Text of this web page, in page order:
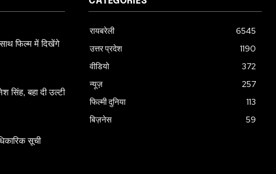
फिल्म में दिखेंगे
सिंह, बहा दी उल्टी
सूची
रायबरेली
6545
उत्तर प्रदेश
1190
वीडियो
372
न्यूज़
257
फिल्मी दुनिया
113
बिज़नेस
59